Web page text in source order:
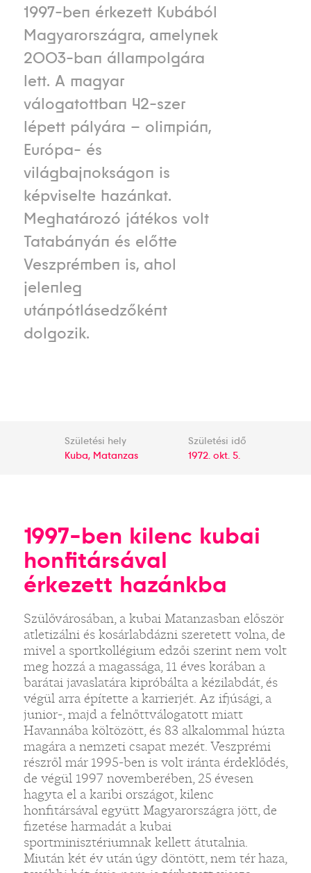
1997-ben érkezett Kubából
Magyarországra, amelynek
2003-ban állampolgára
lett. A magyar
válogatottban 42-szer
lépett pályára – olimpián,
Európa- és
világbajnokságon is
képviselte hazánkat.
Meghatározó játékos volt
Tatabányán és előtte
Veszprémben is, ahol
jelenleg
utánpótlásedzőként
dolgozik.
Születési hely
Kuba, Matanzas
Születési idő
1972. okt. 5.
1997-ben kilenc kubai
honfitársával
érkezett hazánkba
Szülővárosában, a kubai Matanzasban először
atletizálni és kosárlabdázni szeretett volna, de
mivel a sportkollégium edzői szerint nem volt
meg hozzá a magassága, 11 éves korában a
barátai javaslatára kipróbálta a kézilabdát, és
végül arra építette a karrierjét. Az ifjúsági, a
junior-, majd a felnőttválogatott miatt
Havannába költözött, és 83 alkalommal húzta
magára a nemzeti csapat mezét. Veszprémi
részről már 1995-ben is volt iránta érdeklődés,
de végül 1997 novemberében, 25 évesen
hagyta el a karibi országot, kilenc
honfitársával együtt Magyarországra jött, de
fizetése harmadát a kubai
sportminisztériumnak kellett átutalnia.
Miután két év után úgy döntött, nem tér haza,